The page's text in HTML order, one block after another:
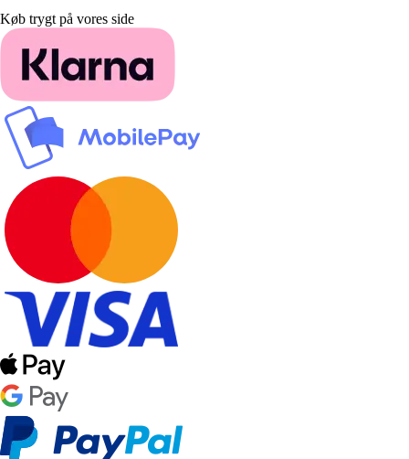
Køb trygt på vores side